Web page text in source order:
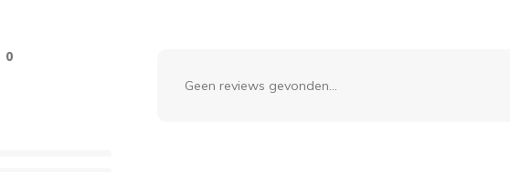
0
Geen reviews gevonden...